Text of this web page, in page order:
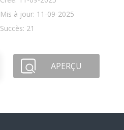
Mis à jour: 11-09-2025
Succès: 21
APERÇU